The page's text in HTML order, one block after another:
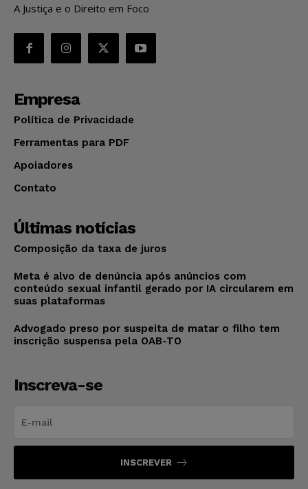
A Justiça e o Direito em Foco
Empresa
Política de Privacidade
Ferramentas para PDF
Apoiadores
Contato
Últimas notícias
Composição da taxa de juros
Meta é alvo de denúncia após anúncios com
conteúdo sexual infantil gerado por IA circularem em
suas plataformas
Advogado preso por suspeita de matar o filho tem
inscrição suspensa pela OAB-TO
Inscreva-se
INSCREVER